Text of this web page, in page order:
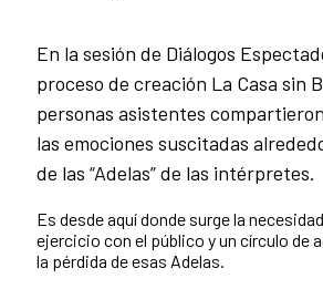
En la sesión de Diálogos
proceso de creación La Casa sin
personas asistentes
las emociones suscitadas
de las “Adelas” de las intérpretes.
Es desde aquí donde surge la
ejercicio con el público y un círculo de
la pérdida de esas Adelas.